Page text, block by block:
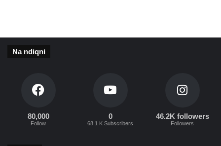
Na ndiqni
80,000
Follow
0
68.1 K Subscribers
46.2K followers
Followers